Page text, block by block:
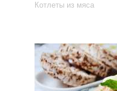
Котлеты из мяса